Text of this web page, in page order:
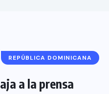
REPÚBLICA DOMINICANA
a la prensa